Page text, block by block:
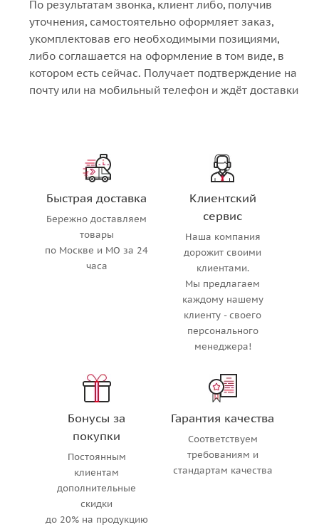
По результатам звонка, клиент либо, получив
уточнения, самостоятельно оформляет заказ,
укомплектовав его необходимыми позициями,
либо соглашается на оформление в том виде, в
котором есть сейчас. Получает подтверждение на
почту или на мобильный телефон и ждёт доставки
Быстрая доставка
Бережно доставляем
товары
по Москве и МО за 24
часа
Клиентский
сервис
Наша компания
дорожит своими
клиентами.
Мы предлагаем
каждому нашему
клиенту - своего
персонального
менеджера!
Бонусы за
покупки
Постоянным
клиентам
дополнительные
скидки
до 20% на продукцию
Гарантия качества
Соответствуем
требованиям и
стандартам качества